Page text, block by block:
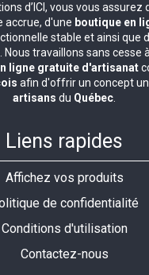
d’ICI, vous vous assurez
accrue, d'une boutique en
stable et ainsi que
Nous travaillons sans cesse
ligne gratuite d'artisanat
afin d'offrir un concept
artisans du Québec
Liens rapides
Affichez vos produits
de confidentialité
Conditions d'utilisation
Contactez-nous